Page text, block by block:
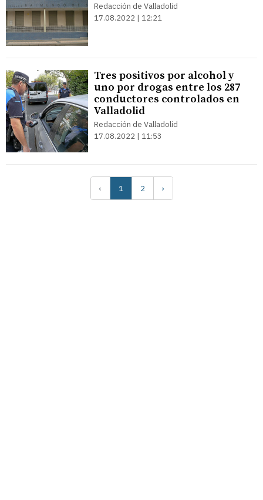
Redacción de Valladolid
17.08.2022 | 12:21
Tres positivos por alcohol y
uno por drogas entre los 287
conductores controlados en
Valladolid
Redacción de Valladolid
17.08.2022 | 11:53
‹ 1 2 ›